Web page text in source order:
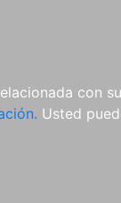
con
Usted
MATERIAL
COMPLEMENTARIO